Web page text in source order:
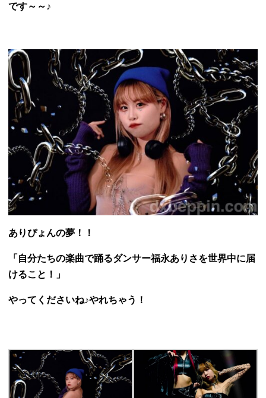
です～～♪
ありぴょんの夢！！
「自分たちの楽曲で踊るダンサー福永ありさを世界中に届
けること！」
やってくださいね♪やれちゃう！